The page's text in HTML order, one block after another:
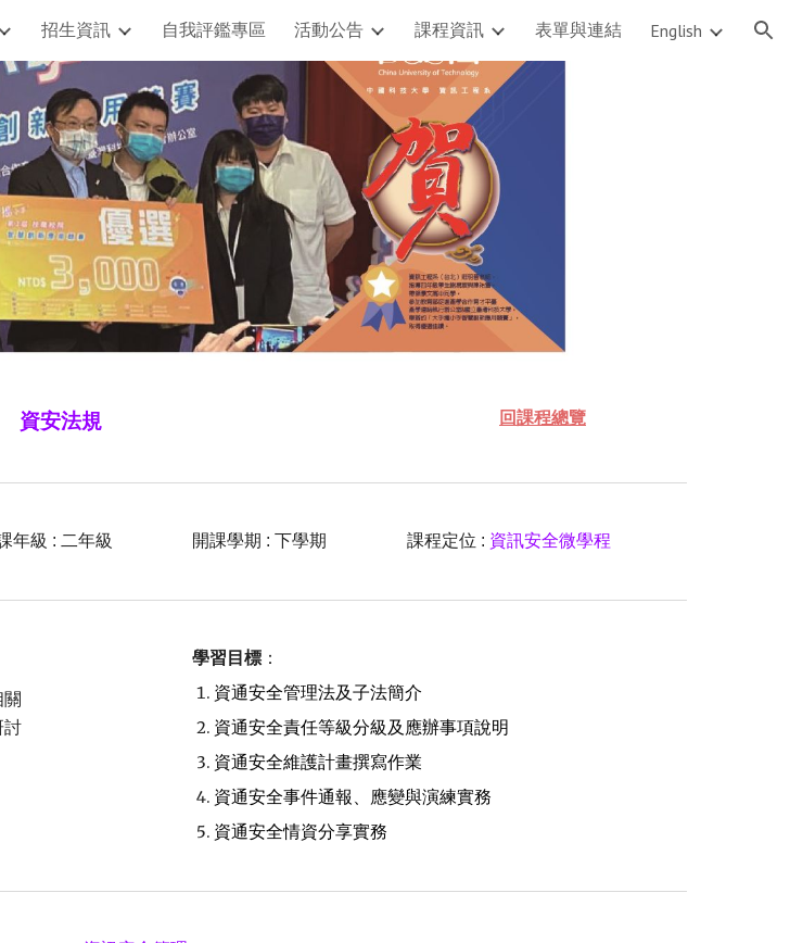
Skip to navigation
招生資訊 自我評鑑專區 活動公告 課程資訊 表單與連結 English
資安法規 回課程總覽
年級 : 二年級 開課學期 : 下學期 課程定位 : 資訊安全微學程
討
學習目標 ：
資通安全管理法及子法簡介
資通安全責任等級分級及應辦事項說明
資通安全維護計畫撰寫作業
資通安全事件通報、應變與演練實務
資通安全情資分享實務